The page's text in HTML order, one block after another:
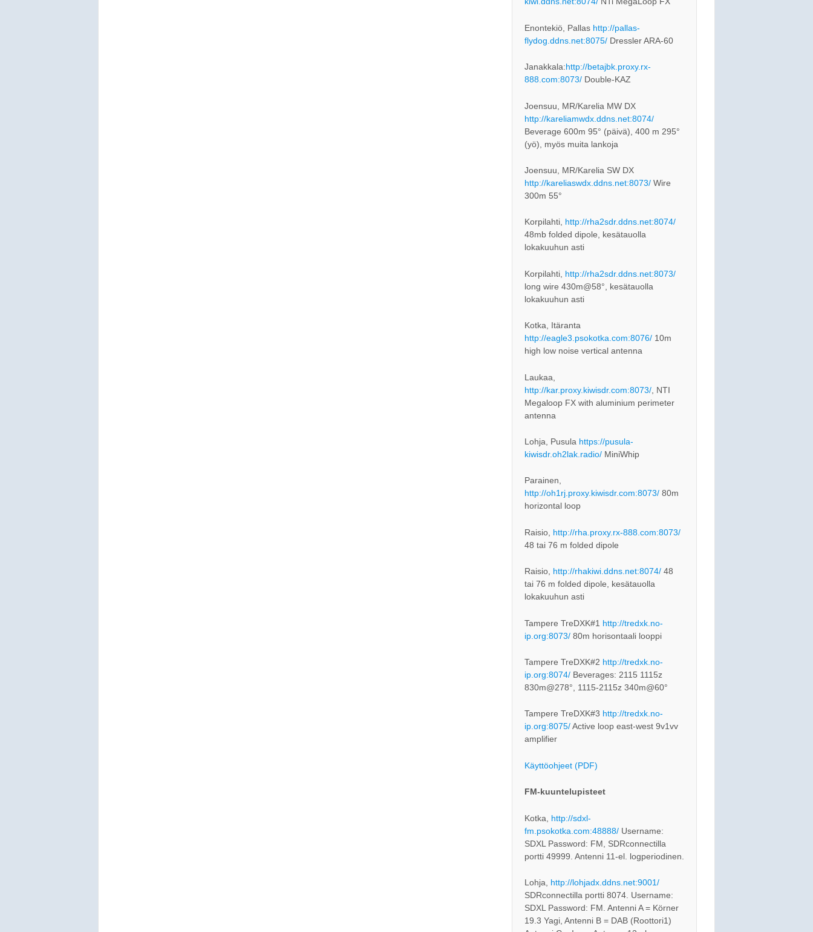
Enontekiö, Pallas http://pallas-
flydog.ddns.net:8075/Dressler ARA-60
Janakkala:http://betajbk.proxy.rx-
888.com:8073/Double-KAZ
Joensuu, MR/Karelia MW DX
http://kareliamwdx.ddns.net:8074/
Beverage 600m 95° (päivä), 400 m 295°
(yö), myös muita lankoja
Joensuu, MR/Karelia SW DX
http://kareliaswdx.ddns.net:8073/Wire
300m 55°
Korpilahti, http://rha2sdr.ddns.net:8074/
48mb folded dipole, kesätauolla
lokakuuhun asti
Korpilahti, http://rha2sdr.ddns.net:8073/
long wire 430m@58°, kesätauolla
lokakuuhun asti
Kotka, Itäranta
http://eagle3.psokotka.com:8076/10m
high low noise vertical antenna
Laukaa,
http://kar.proxy.kiwisdr.com:8073/, NTI
Megaloop FX with aluminium perimeter
antenna
Lohja, Pusula https://pusula-
kiwisdr.oh2lak.radio/MiniWhip
Parainen,
http://oh1rj.proxy.kiwisdr.com:8073/80m
horizontal loop
Raisio, http://rha.proxy.rx-888.com:8073/
48 tai 76 m folded dipole
Raisio, http://rhakiwi.ddns.net:8074/48
tai 76 m folded dipole, kesätauolla
lokakuuhun asti
Tampere TreDXK#1 http://tredxk.no-
ip.org:8073/80m horisontaali looppi
Tampere TreDXK#2 http://tredxk.no-
ip.org:8074/Beverages: 2115 1115z
830m@278°, 1115-2115z 340m@60°
Tampere TreDXK#3 http://tredxk.no-
ip.org:8075/Active loop east-west 9v1vv
amplifier
Käyttöohjeet (PDF)
FM-kuuntelupisteet
Kotka, http://sdxl-
fm.psokotka.com:48888/Username:
SDXL Password: FM, SDRconnectilla
portti 49999. Antenni 11-el. logperiodinen.
Lohja, http://lohjadx.ddns.net:9001/
SDRconnectilla portti 8074. Username:
SDXL Password: FM. Antenni A = Körner
19.3 Yagi, Antenni B = DAB (Roottori1)